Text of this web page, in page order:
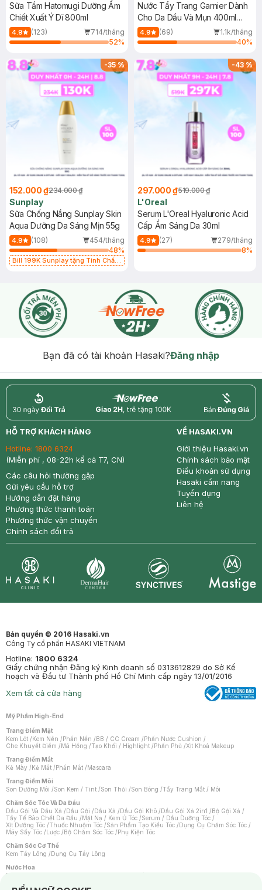
Sữa Tắm Hatomugi Dưỡng Ẩm
Chiết Xuất Ý Dĩ 800ml
4.9 (123)
714/tháng
52%
Nước Tẩy Trang Garnier Dành
Cho Da Dầu Và Mụn 400ml
(Mới)
4.9 (69)
1.1k/tháng
40%
-35%
152.000 ₫234.000 ₫
Sunplay
Sữa Chống Nắng Sunplay Skin
Aqua Dưỡng Da Sáng Mịn 55g
4.9 (108)
454/tháng
48%
Bill 199K Sunplay tặng Tinh Chất
-43%
297.000 ₫519.000 ₫
L'Oreal
Serum L'Oreal Hyaluronic Acid
Cấp Ẩm Sáng Da 30ml
4.9 (27)
279/tháng
8%
Bạn đã có tài khoản Hasaki?Đăng nhập
return nowfree price
HỖ TRỢ KHÁCH HÀNG
Hotline: 1800 6324
(Miễn phí , 08-22h kể cả T7, CN)
Các câu hỏi thường gặp
Gửi yêu cầu hỗ trợ
Hướng dẫn đặt hàng
Phương thức thanh toán
Phương thức vận chuyển
Chính sách đổi trả
VỀ HASAKI.VN
Giới thiệu Hasaki.vn
Chính sách bảo mật
Điều khoản sử dụng
Hasaki cẩm nang
Tuyển dụng
Liên hệ
Bản quyền © 2016 Hasaki.vn
Công Ty cổ phần HASAKI VIETNAM
Hotline: 1800 6324
Giấy chứng nhận Đăng ký Kinh doanh số 0313612829 do Sở Kế
hoạch và Đầu tư Thành phố Hồ Chí Minh cấp ngày 13/01/2016
Xem tất cả cửa hàng
Mỹ Phẩm High-End
Trang Điểm Mặt
Kem Lót /Kem Nền /Phấn Nền /BB / CC Cream /Phấn Nước Cushion /
Che Khuyết Điểm /Má Hồng /Tạo Khối / Highlight /Phấn Phủ /Xịt Khoá Makeup
Trang Điểm Mắt
Kẻ Mày /Kẻ Mắt /Phấn Mắt /Mascara
Trang Điểm Môi
Son Dưỡng Môi /Son Kem / Tint /Son Thỏi /Son Bóng /Tẩy Trang Mắt / Môi
Chăm Sóc Tóc Và Da Đầu
Dầu Gội Và Dầu Xả /Dầu Gội /Dầu Xả /Dầu Gội Khô /Dầu Gội Xả 2in1 /Bộ Gội Xả /
Tẩy Tế Bào Chết Da Đầu /Mặt Nạ / Kem Ủ Tóc /Serum / Dầu Dưỡng Tóc /
Xịt Dưỡng Tóc /Thuốc Nhuộm Tóc /Sản Phẩm Tạo Kiểu Tóc /Dụng Cụ Chăm Sóc Tóc /
Máy Sấy Tóc /Lược /Bộ Chăm Sóc Tóc /Phụ Kiện Tóc
Chăm Sóc Cơ Thể
Kem Tẩy Lông /Dụng Cụ Tẩy Lông
Nước Hoa
Nước Hoa Nữ